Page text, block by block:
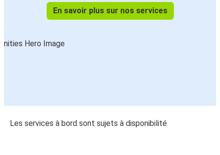
En savoir plus sur nos services
Les services à bord sont sujets à disponibilité